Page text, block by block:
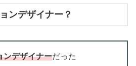
ンデザイナー？
ンデザイナーだった